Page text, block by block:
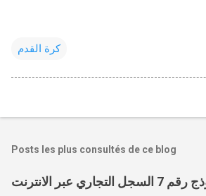
كرة القدم
Posts les plus consultés de ce blog
عبر الانترنت